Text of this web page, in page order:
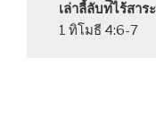
เล่าลี้ลับท่ีไร้สาร
1 ทิโมธี 4:6-7